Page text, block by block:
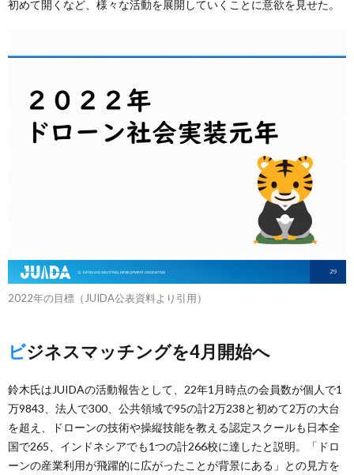
初めて開くなど、様々な活動を展開していくことに意欲を見せた。
2022年の目標（JUIDA公表資料より引用）
ビジネスマッチングを4月開始へ
鈴木氏はJUIDAの活動報告として、22年1月時点の会員数が個人で1
万9843、法人で300、公共領域で95の計2万238と初めて2万の大台
を超え、ドローンの技術や操縦技能を教える認定スクールも日本全
国で265、インドネシアでも1つの計266校に達したと説明。「ドロ
ーンの産業利用が飛躍的に広がったことが背景にある」との見方を